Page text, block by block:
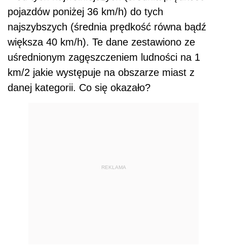
pojazdów poniżej 36 km/h) do tych
najszybszych (średnia prędkość równa bądź
większa 40 km/h). Te dane zestawiono ze
uśrednionym zagęszczeniem ludności na 1
km/2 jakie występuje na obszarze miast z
danej kategorii. Co się okazało?
REKLAMA